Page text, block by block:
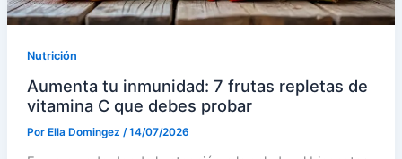
Nutrición
Aumenta tu inmunidad: 7 frutas repletas de
vitamina C que debes probar
Por Ella Domingez /14/07/2026